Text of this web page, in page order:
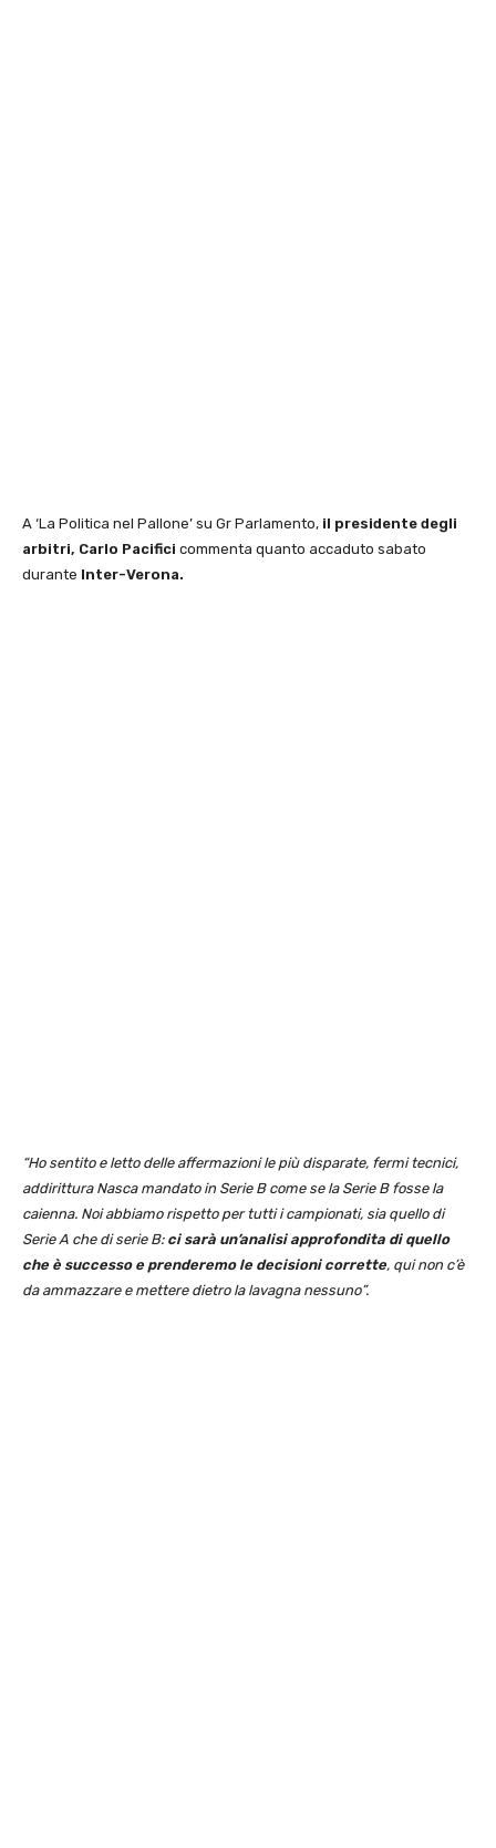
A ‘La Politica nel Pallone’ su Gr Parlamento, il presidente degli
arbitri, Carlo Pacifici commenta quanto accaduto sabato
durante Inter-Verona.
“Ho sentito e letto delle affermazioni le più disparate, fermi tecnici,
addirittura Nasca mandato in Serie B come se la Serie B fosse la
caienna. Noi abbiamo rispetto per tutti i campionati, sia quello di
Serie A che di serie B:ci sarà un’analisi approfondita di quello
che è successo e prenderemo le decisioni corrette, qui non c’è
da ammazzare e mettere dietro la lavagna nessuno”.